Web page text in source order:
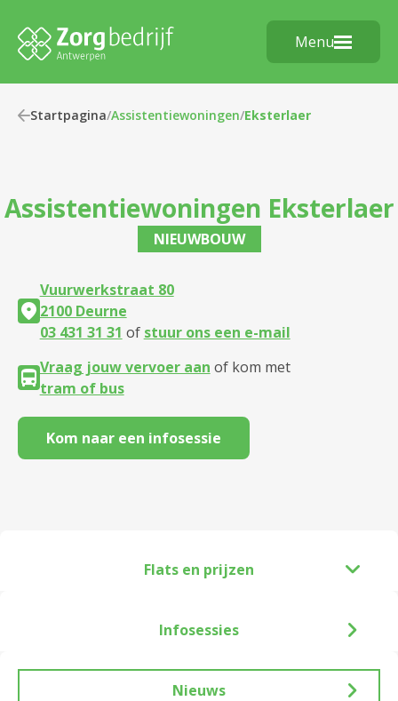
Menu
Startpagina/Assistentiewoningen/Eksterlaer
Assistentiewoningen Eksterlaer
NIEUWBOUW
Vuurwerkstraat 80
2100 Deurne
03 431 31 31 of stuur ons een e-mail
Vraag jouw vervoer aan of kom met
tram of bus
Kom naar een infosessie
Flats en prijzen
Infosessies
Nieuws